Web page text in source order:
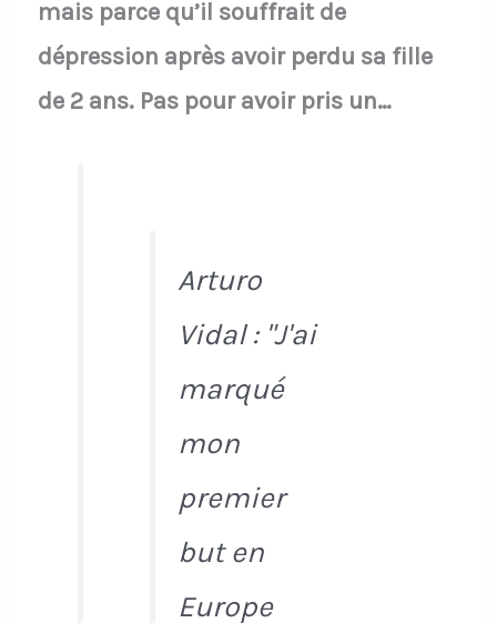
mais parce qu’il souffrait de
dépression après avoir perdu sa fille
de 2 ans. Pas pour avoir pris un…
Arturo
Vidal : "J'ai
marqué
mon
premier
but en
Europe